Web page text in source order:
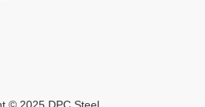
© 2025 DPC Steel